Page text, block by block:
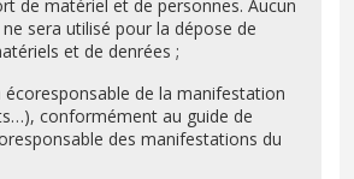
matériel et de personnes. Aucun
sera utilisé pour la dépose de
et de denrées ;
de la manifestation
conformément au guide de
des manifestations du